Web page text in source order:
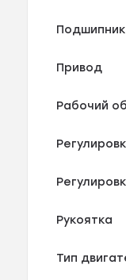
Привод
Рабочий
Рукоятка
Тип